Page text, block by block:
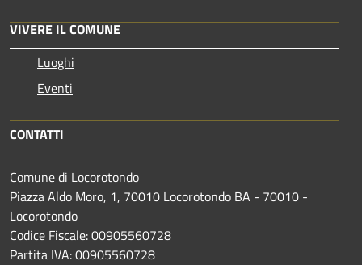
VIVERE IL COMUNE
Luoghi
Eventi
CONTATTI
Comune di Locorotondo
Piazza Aldo Moro, 1, 70010 Locorotondo BA - 70010 -
Locorotondo
Codice Fiscale: 00905560728
Partita IVA: 00905560728